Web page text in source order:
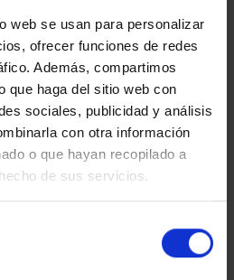
web se usan para personalizar
ofrecer funciones de redes
Además, compartimos
que haga del sitio web con
sociales, publicidad y análisis
con otra información
o que hayan recopilado a
de sus servicios.